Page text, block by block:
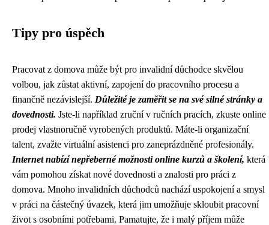
Tipy pro úspěch
Pracovat z domova může být pro invalidní důchodce skvělou
volbou, jak zůstat aktivní, zapojení do pracovního procesu a
finančně nezávislejší. Důležité je zaměřit se na své silné stránky a
dovednosti. Jste-li například zruční v ručních pracích, zkuste online
prodej vlastnoručně vyrobených produktů. Máte-li organizační
talent, zvažte virtuální asistenci pro zaneprázdněné profesionály.
Internet nabízí nepřeberné možnosti online kurzů a školení, která
vám pomohou získat nové dovednosti a znalosti pro práci z
domova. Mnoho invalidních důchodců nachází uspokojení a smysl
v práci na částečný úvazek, která jim umožňuje skloubit pracovní
život s osobními potřebami. Pamatujte, že i malý příjem může